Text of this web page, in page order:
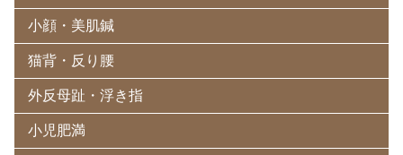
小顔・美肌鍼
猫背・反り腰
外反母趾・浮き指
小児肥満